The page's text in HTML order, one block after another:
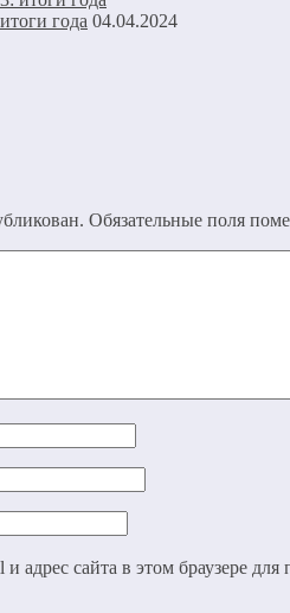
года 04.04.2024
Обязательные поля
адрес сайта в этом браузере